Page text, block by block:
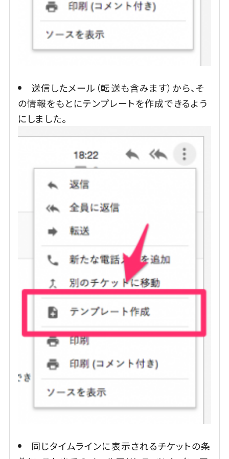
送信したメール（転送も含みます）から、そ
の情報をもとにテンプレートを作成できるよう
にしました。
同じタイムラインに表示されるチケットの条